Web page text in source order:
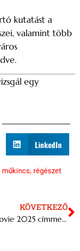
kutatást a
valamint több
egy
LinkedIn
műkincs, régészet
KÖVETKEZŐ
Road Movie 2025 címmel tartanak szabadtéri vetítéseket Budapesten